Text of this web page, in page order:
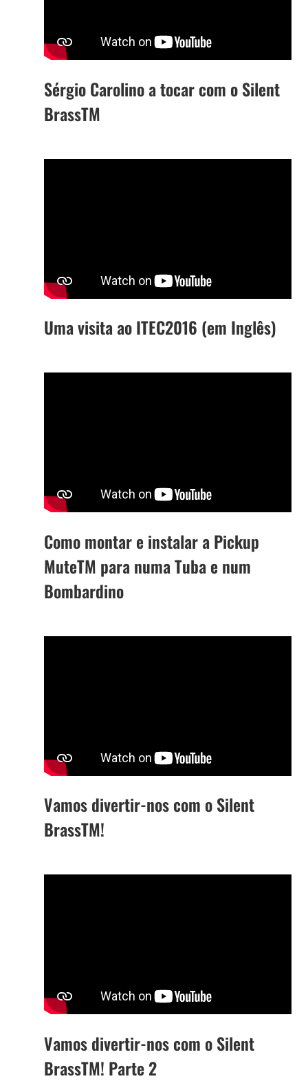
Sérgio Carolino a tocar com o Silent
BrassTM
Uma visita ao ITEC2016 (em Inglês)
Como montar e instalar a Pickup
MuteTM para numa Tuba e num
Bombardino
Vamos divertir-nos com o Silent
BrassTM!
Vamos divertir-nos com o Silent
BrassTM! Parte 2